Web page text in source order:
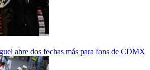
abre dos fechas más para fans de CDMX